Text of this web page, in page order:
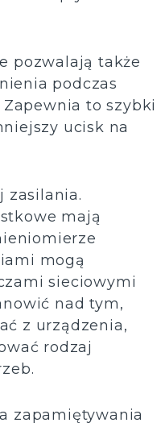
pozwalają także
podczas
to szybki
ucisk na
zasilania.
mają
mogą
sieciowymi
nad tym,
z urządzenia,
rodzaj
zapamiętywania